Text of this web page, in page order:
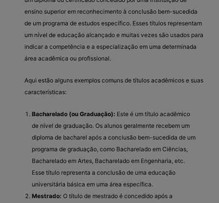
ensino superior em reconhecimento à conclusão bem-sucedida
de um programa de estudos específico. Esses títulos representam
um nível de educação alcançado e muitas vezes são usados para
indicar a competência e a especialização em uma determinada
área acadêmica ou profissional.
Aqui estão alguns exemplos comuns de títulos acadêmicos e suas
características:
Bacharelado (ou Graduação): Este é um título acadêmico
de nível de graduação. Os alunos geralmente recebem um
diploma de bacharel após a conclusão bem-sucedida de um
programa de graduação, como Bacharelado em Ciências,
Bacharelado em Artes, Bacharelado em Engenharia, etc.
Esse título representa a conclusão de uma educação
universitária básica em uma área específica.
Mestrado: O título de mestrado é concedido após a